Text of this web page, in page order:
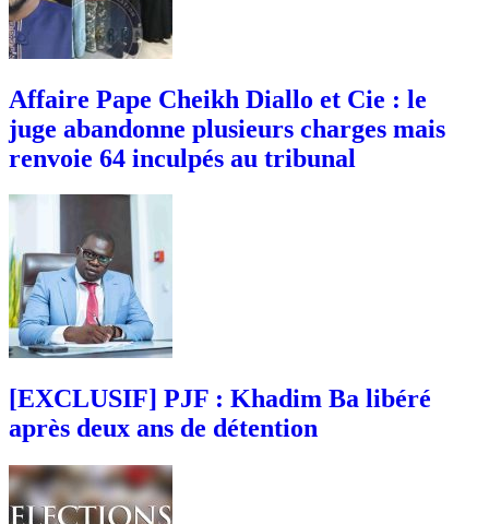
Affaire Pape Cheikh Diallo et Cie : le
juge abandonne plusieurs charges mais
renvoie 64 inculpés au tribunal
[EXCLUSIF] PJF : Khadim Ba libéré
après deux ans de détention